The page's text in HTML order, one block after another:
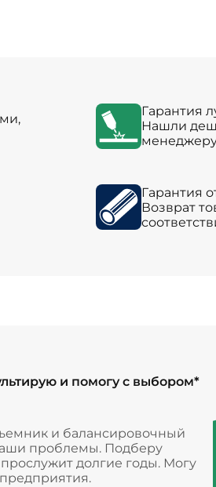
Гарантия
Нашли
Гарантия
Возврат
и помогу с выбором*
и балансировочный
проблемы. Подберу
долгие годы. Могу